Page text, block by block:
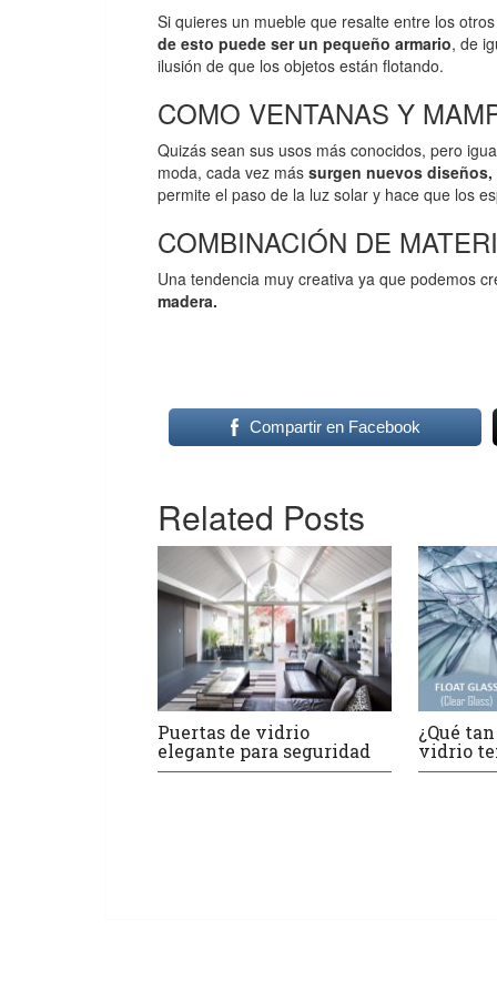
Si quieres un mueble que resalte entre los
de esto puede ser un pequeño armario, de
ilusión de que los objetos están flotando.
COMO VENTANAS Y
Quizás sean sus usos más conocidos, pero
moda, cada vez más surgen nuevos diseños,
permite el paso de la luz solar y hace que los
COMBINACIÓN DE
Una tendencia muy creativa ya que podemos
madera.
Compartir en Facebook
Related Posts
Puertas de vidrio
elegante para seguridad
¿Qué
vidrio